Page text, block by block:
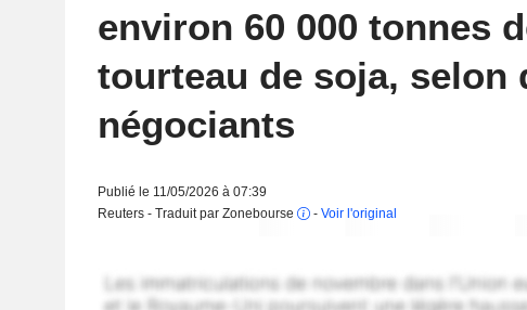
environ 60 000 tonnes
tourteau de soja, selon
négociants
Publié le 11/05/2026 à 07:39
Reuters - Traduit par Zonebourse
- Voir l'original